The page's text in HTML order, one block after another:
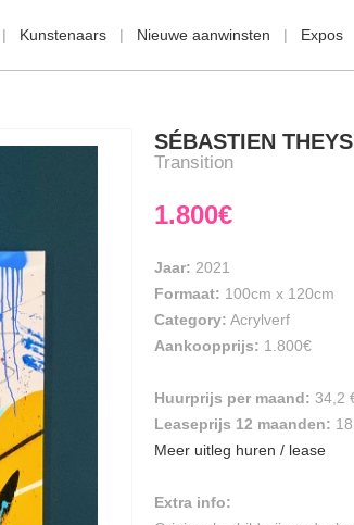
Kunstenaars Nieuwe aanwinsten Expos
SÉBASTIEN THEYS
Transition
1.800€
Jaar: 2021
Formaat: 100cm x 120cm
Category: Acrylverf
Aankoopprijs: 1.800€
Huurprijs per maand: 34,2
Leaseprijs 12 maanden:
Meer uitleg huren / lease
Extra info: